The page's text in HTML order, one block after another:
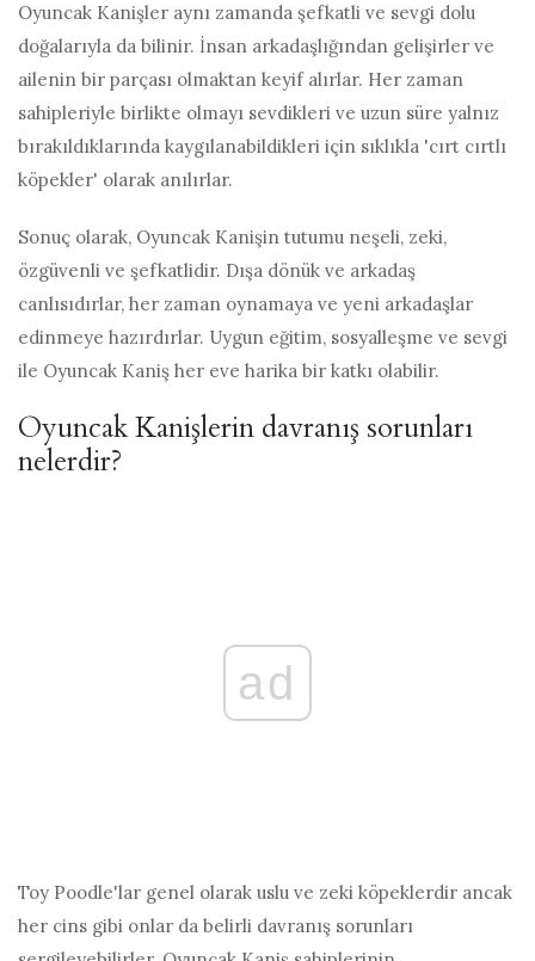
Oyuncak Kanişler aynı zamanda şefkatli ve sevgi dolu
doğalarıyla da bilinir. İnsan arkadaşlığından gelişirler ve
ailenin bir parçası olmaktan keyif alırlar. Her zaman
sahipleriyle birlikte olmayı sevdikleri ve uzun süre yalnız
bırakıldıklarında kaygılanabildikleri için sıklıkla 'cırt cırtlı
köpekler' olarak anılırlar.
Sonuç olarak, Oyuncak Kanişin tutumu neşeli, zeki,
özgüvenli ve şefkatlidir. Dışa dönük ve arkadaş
canlısıdırlar, her zaman oynamaya ve yeni arkadaşlar
edinmeye hazırdırlar. Uygun eğitim, sosyalleşme ve sevgi
ile Oyuncak Kaniş her eve harika bir katkı olabilir.
Oyuncak Kanişlerin davranış sorunları
nelerdir?
ad
Toy Poodle'lar genel olarak uslu ve zeki köpeklerdir ancak
her cins gibi onlar da belirli davranış sorunları